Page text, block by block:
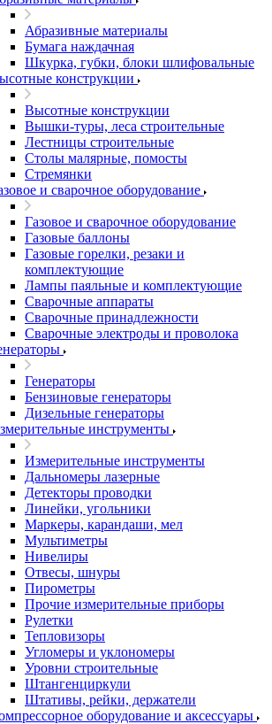
Абразивные материалы
Бумага наждачная
Шкурка, губки, блоки шлифовальные
конструкции
Высотные конструкции
Вышки-туры, леса строительные
Лестницы строительные
Столы малярные, помосты
Стремянки
и сварочное оборудование
Газовое и сварочное оборудование
Газовые баллоны
Газовые горелки, резаки и
комплектующие
Лампы паяльные и комплектующие
Сварочные аппараты
Сварочные принадлежности
Сварочные электроды и проволока
Генераторы
Бензиновые генераторы
Дизельные генераторы
инструменты
Измерительные инструменты
Дальномеры лазерные
Детекторы проводки
Линейки, угольники
Маркеры, карандаши, мел
Мультиметры
Нивелиры
Отвесы, шнуры
Пирометры
Прочие измерительные приборы
Рулетки
Тепловизоры
Угломеры и уклономеры
Уровни строительные
Штангенциркули
Штативы, рейки, держатели
оборудование и аксессуары